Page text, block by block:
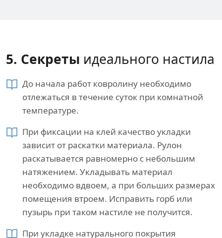
5. Секреты​ идеального настила
До начала работ ковролину необходимо
отлежаться в течение суток при комнатной
температуре.
При фиксации на клей качество укладки
зависит от раскатки материала. Рулон
раскатывается равномерно с небольшим
натяжением. Укладывать материал
необходимо вдвоем, а при больших размерах
помещения втроем. Исправить горб или
пузырь при таком настиле не получится.
При укладке натурального покрытия